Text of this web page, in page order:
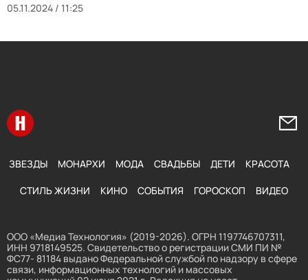
05.11.2024 / 11:25
Перейти на главную
ЗВЕЗДЫ МОНАРХИ МОДА СВАДЬБЫ ДЕТИ КРАСОТА
СТИЛЬ ЖИЗНИ КИНО СОБЫТИЯ ГОРОСКОП ВИДЕО
ООО «Медиа Технология» (2019-2026). ОГРН 1197746707311,
ИНН 9718149525. Свидетельство о регистрации СМИ ПИ №
ФС77- 81184 выдано Федеральной службой по надзору в сфере
связи, информационных технологий и массовых